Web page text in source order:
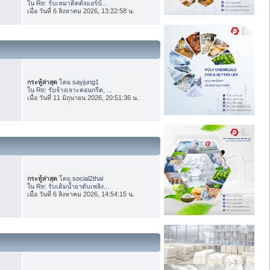
ใน Re: รับเหมาติดตั้งแอร์บ้...
เมื่อ วันที่ 6 สิงหาคม 2026, 13:22:58 น.
กระทู้ล่าสุด โดยsayjung1
ใน Re: รับจ้างเจาะคอนกรีต, ...
เมื่อ วันที่ 11 มิถุนายน 2026, 20:51:36 น.
กระทู้ล่าสุด โดยsocial2thai
ใน Re: รับเติมน้ำยาดับเพลิง...
เมื่อ วันที่ 6 สิงหาคม 2026, 14:54:15 น.